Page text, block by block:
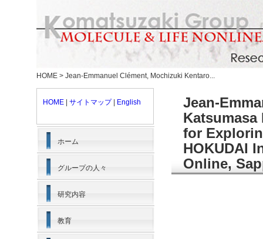
HOME > Jean-Emmanuel Clément, Mochizuki Kentaro...
HOME サイトマップ| English
ホーム
グループの人々
研究内容
教育
Jean-
Katsumasa
for
HOKUDAI
Online,